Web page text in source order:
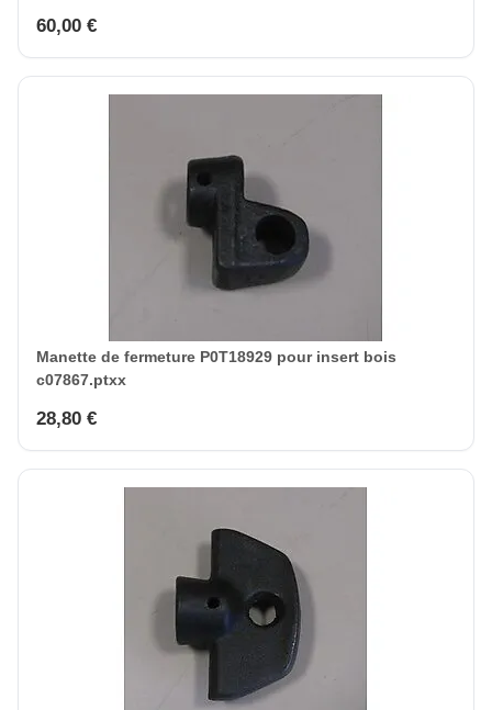
60,00 €
Manette de fermeture P0T18929 pour insert bois
c07867.ptxx
28,80 €